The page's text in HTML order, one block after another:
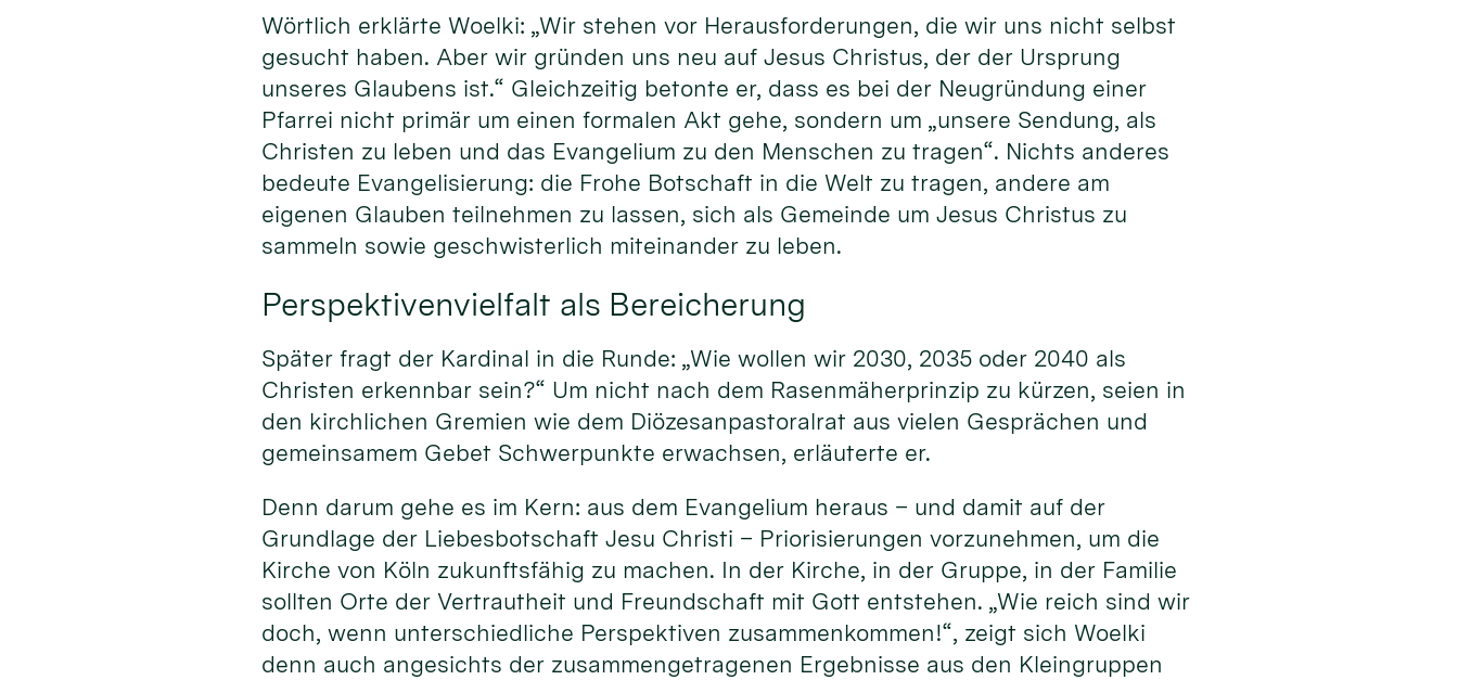
Wörtlich erklärte Woelki: „Wir stehen vor Herausforderungen, die wir uns nicht selbst
gesucht haben. Aber wir gründen uns neu auf Jesus Christus, der der Ursprung
unseres Glaubens ist.“ Gleichzeitig betonte er, dass es bei der Neugründung einer
Pfarrei nicht primär um einen formalen Akt gehe, sondern um „unsere Sendung, als
Christen zu leben und das Evangelium zu den Menschen zu tragen“. Nichts anderes
bedeute Evangelisierung: die Frohe Botschaft in die Welt zu tragen, andere am
eigenen Glauben teilnehmen zu lassen, sich als Gemeinde um Jesus Christus zu
sammeln sowie geschwisterlich miteinander zu leben.
Perspektivenvielfalt als Bereicherung
Später fragt der Kardinal in die Runde: „Wie wollen wir 2030, 2035 oder 2040 als
Christen erkennbar sein?“ Um nicht nach dem Rasenmäherprinzip zu kürzen, seien in
den kirchlichen Gremien wie dem Diözesanpastoralrat aus vielen Gesprächen und
gemeinsamem Gebet Schwerpunkte erwachsen, erläuterte er.
Denn darum gehe es im Kern: aus dem Evangelium heraus – und damit auf der
Grundlage der Liebesbotschaft Jesu Christi – Priorisierungen vorzunehmen, um die
Kirche von Köln zukunftsfähig zu machen. In der Kirche, in der Gruppe, in der Familie
sollten Orte der Vertrautheit und Freundschaft mit Gott entstehen. „Wie reich sind wir
doch, wenn unterschiedliche Perspektiven zusammenkommen!“, zeigt sich Woelki
denn auch angesichts der zusammengetragenen Ergebnisse aus den Kleingruppen